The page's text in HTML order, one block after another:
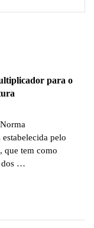
para o
pelo
que tem como
dos …